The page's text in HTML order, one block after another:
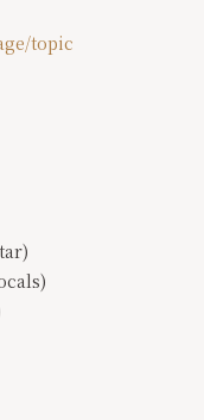
topic